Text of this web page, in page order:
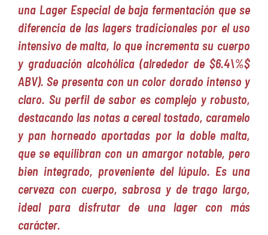
una Lager Especial de baja fermentación que se
diferencia de las lagers tradicionales por el uso
intensivo de malta, lo que incrementa su cuerpo
y graduación alcohólica (alrededor de $6.4\%$
ABV). Se presenta con un color dorado intenso y
claro. Su perfil de sabor es complejo y robusto,
destacando las notas a cereal tostado, caramelo
y pan horneado aportadas por la doble malta,
que se equilibran con un amargor notable, pero
bien integrado, proveniente del lúpulo. Es una
cerveza con cuerpo, sabrosa y de trago largo,
ideal para disfrutar de una lager con más
carácter.